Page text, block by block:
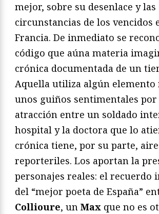
mejor, sobre su desenlace y las
circunstancias de los vencidos
Francia. De inmediato se
código que aúna materia
crónica documentada de un
Aquella utiliza algún elemento
unos guiños sentimentales por
atracción entre un soldado
hospital y la doctora que lo
crónica tiene, por su parte,
reporteriles. Los aportan la
personajes reales: el recuerdo
del “mejor poeta de España”
Collioure, un Max que no es